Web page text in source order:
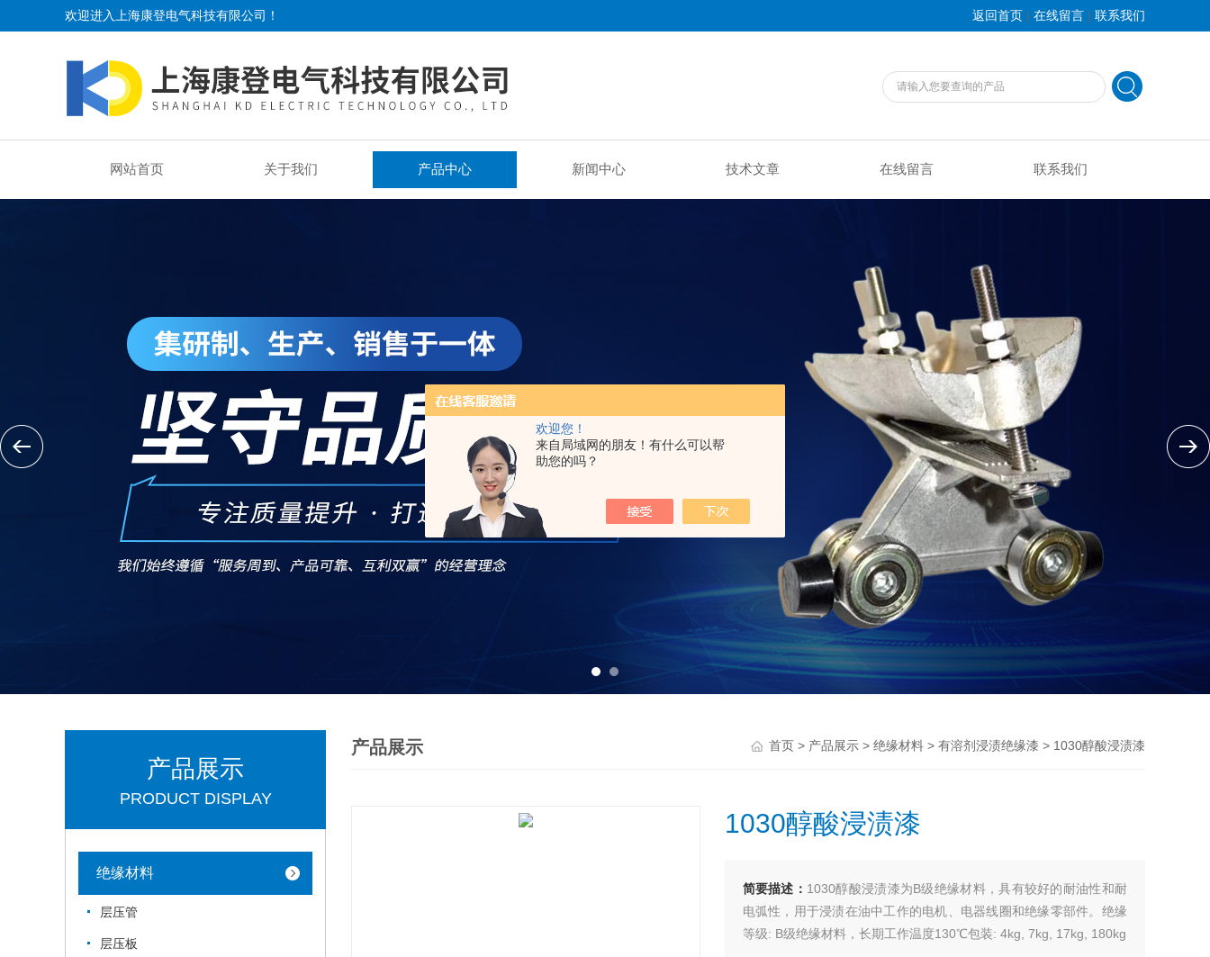
欢迎您！
来自局域网的朋友！有什么可以帮
助您的吗？
欢迎进入上海康登电气科技有限公司！ 返回首页 | 在线留言 | 联系我们
网站首页 关于我们 产品中心 新闻中心 技术文章 在线留言 联系我们
产品展示
PRODUCT DISPLAY
绝缘材料
层压管
层压板
产品展示 首页 > 产品展示 > 绝缘材料 > 有溶剂浸渍绝缘漆 > 1030醇酸浸渍漆
1030醇酸浸渍漆
简要描述： 1030醇酸浸渍漆为B级绝缘材料，具有较好的耐油性和耐
电弧性，用于浸渍在油中工作的电机、电器线圈和绝缘零部件。绝缘
等级: B级绝缘材料，长期工作温度130℃包装: 4kg, 7kg, 17kg, 180kg